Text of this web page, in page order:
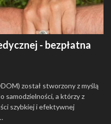
- bezpłatna
został stworzony z myślą
samodzielności, a którzy z
szybkiej i efektywnej